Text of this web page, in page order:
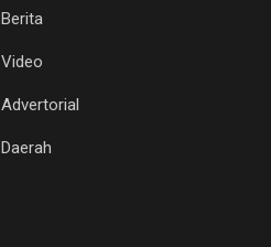
Berita
Video
Advertorial
Daerah